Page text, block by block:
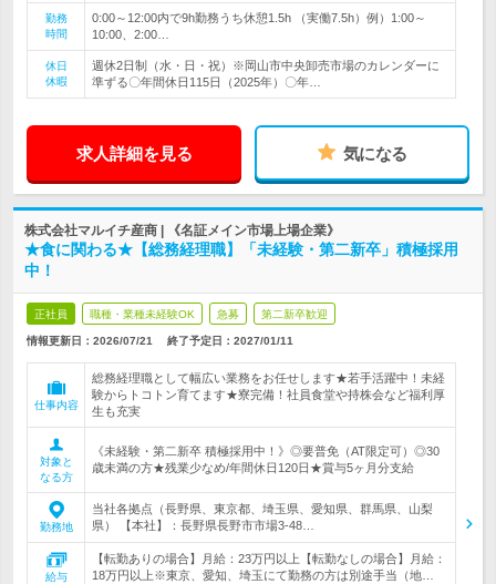
勤務
時間
0:00～12:00内で9h勤務うち休憩1.5h （実働7.5h）例）1:00～
10:00、2:00…
休日
休暇
週休2日制（水・日・祝）※岡山市中央卸売市場のカレンダーに
準ずる〇年間休日115日（2025年）〇年…
求人詳細を見る 気になる
株式会社マルイチ産商 | 《名証メイン市場上場企業》
★食に関わる★【総務経理職】「未経験・第二新卒」積極採用
中！
正社員 職種・業種未経験OK 急募 第二新卒歓迎
情報更新日：2026/07/21 終了予定日： 2027/01/11
仕事内容
総務経理職として幅広い業務をお任せします★若手活躍中！未経
験からトコトン育てます★寮完備！社員食堂や持株会など福利厚
生も充実
対象と
なる方
《未経験・第二新卒 積極採用中！》◎要普免（AT限定可）◎30
歳未満の方★残業少なめ/年間休日120日★賞与5ヶ月分支給
勤務地
当社各拠点（長野県、東京都、埼玉県、愛知県、群馬県、山梨
県） 【本社】：長野県長野市市場3-48…
給与
【転勤ありの場合】月給：23万円以上【転勤なしの場合】月給：
18万円以上※東京、愛知、埼玉にて勤務の方は別途手当（地…